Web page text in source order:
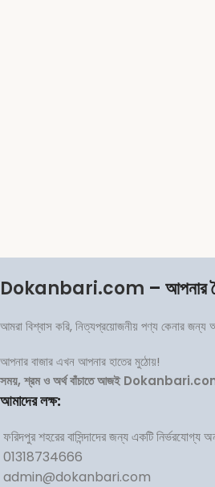
Dokanbari.com – আপনার
আমরা বিশ্বাস করি, নিত্যপ্রয়োজনীয় পণ্য কেনার
আপনার বাজার এখন আপনার হাতের মুঠোয়!
সময়, শ্রম ও অর্থ বাঁচাতে আজই
আমাদের লক্ষ:
ফরিদপুর শহরের বাসিন্দাদের জন্য একটি নির্ভরযোগ্য
01318734666
admin@dokanbari.com